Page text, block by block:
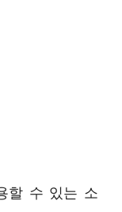
할 수 있는 소